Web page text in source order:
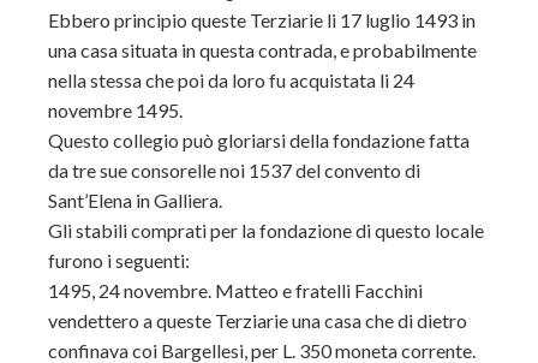
Ebbero principio queste Terziarie li 17 luglio 1493 in
una casa situata in questa contrada, e probabilmente
nella stessa che poi da loro fu acquistata li 24
novembre 1495.
Questo collegio può gloriarsi della fondazione fatta
da tre sue consorelle noi 1537 del convento di
Sant’Elena in Galliera.
Gli stabili comprati per la fondazione di questo locale
furono i seguenti:
1495, 24 novembre. Matteo e fratelli Facchini
vendettero a queste Terziarie una casa che di dietro
confinava coi Bargellesi, per L. 350 moneta corrente.